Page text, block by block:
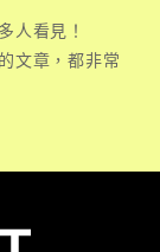
人看見！
文章，都非常